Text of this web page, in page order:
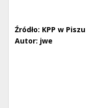
Źródło: KPP w Piszu
Autor: jwe